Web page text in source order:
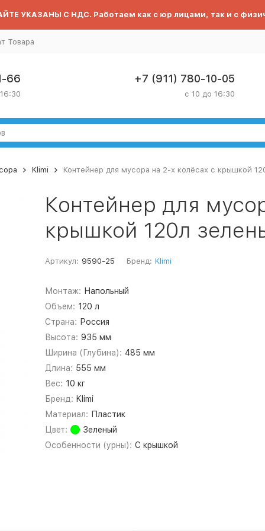
УКАЗАНЫ С НДС. Работаем как с юр лицами, так и с
Товара
66 +7 (911) 780-10-05
с 10 до 16:30
Klimi Контейнер для мусора на 2-х колёсах с крышкой
Контейнер для
крышкой 120л
Артикул: 9590-25 Бренд: Klimi
Монтаж: Напольный
Объем: 120 л
Страна: Россия
Высота: 935 мм
Ширина (Глубина): 485 мм
Длина: 555 мм
Вес: 10 кг
Бренд: Klimi
Материал: Пластик
Цвет:
Зеленый
Особенности (урны): С крышкой